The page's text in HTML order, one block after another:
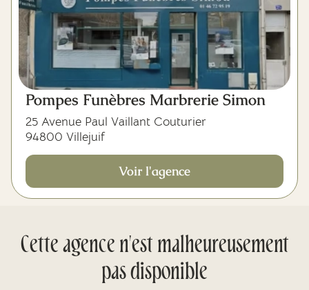
Pompes Funèbres Marbrerie Simon
25 Avenue Paul Vaillant Couturier
94800 Villejuif
Voir l'agence
Cette agence n'est malheureusement
pas disponible